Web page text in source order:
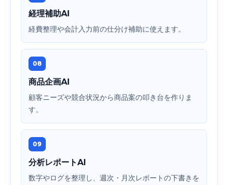
経理補助AI
経費整理や会計入力前の仕分け補助に使えます。
08
商品企画AI
顧客ニーズや競合状況から商品案の叩き台を作りま
す。
09
分析レポートAI
数字やログを整理し、週次・月次レポートの下書きを